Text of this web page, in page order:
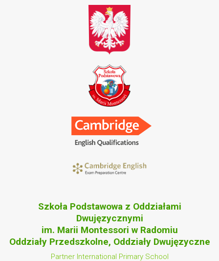
Szkoła Podstawowa z Oddziałami
Dwujęzycznymi
im. Marii Montessori w Radomiu
Oddziały Przedszkolne, Oddziały Dwujęzyczne
Partner International Primary School